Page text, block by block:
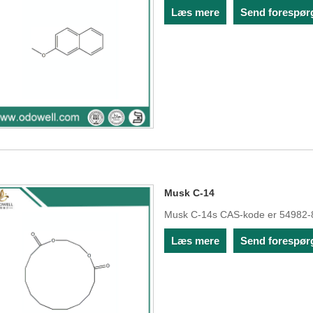
Læs mere Send
Musk C-14
Musk C-14s CAS-kode er
Læs mere Send